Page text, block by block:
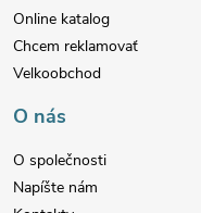
v
ý
p
i
s
ä
t
e
Online katalog
Chcem reklamovať
Velkoobchod
O nás
O společnosti
Napíšte nám